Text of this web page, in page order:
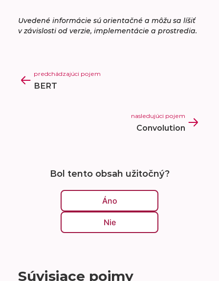
Uvedené informácie sú orientačné a môžu sa líšiť
v závislosti od verzie, implementácie a prostredia.
predchádzajúci pojem
BERT
nasledujúci pojem
Convolution
Bol tento obsah užitočný?
Áno
Nie
Súvisiace pojmy